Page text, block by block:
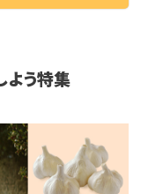
よう特集